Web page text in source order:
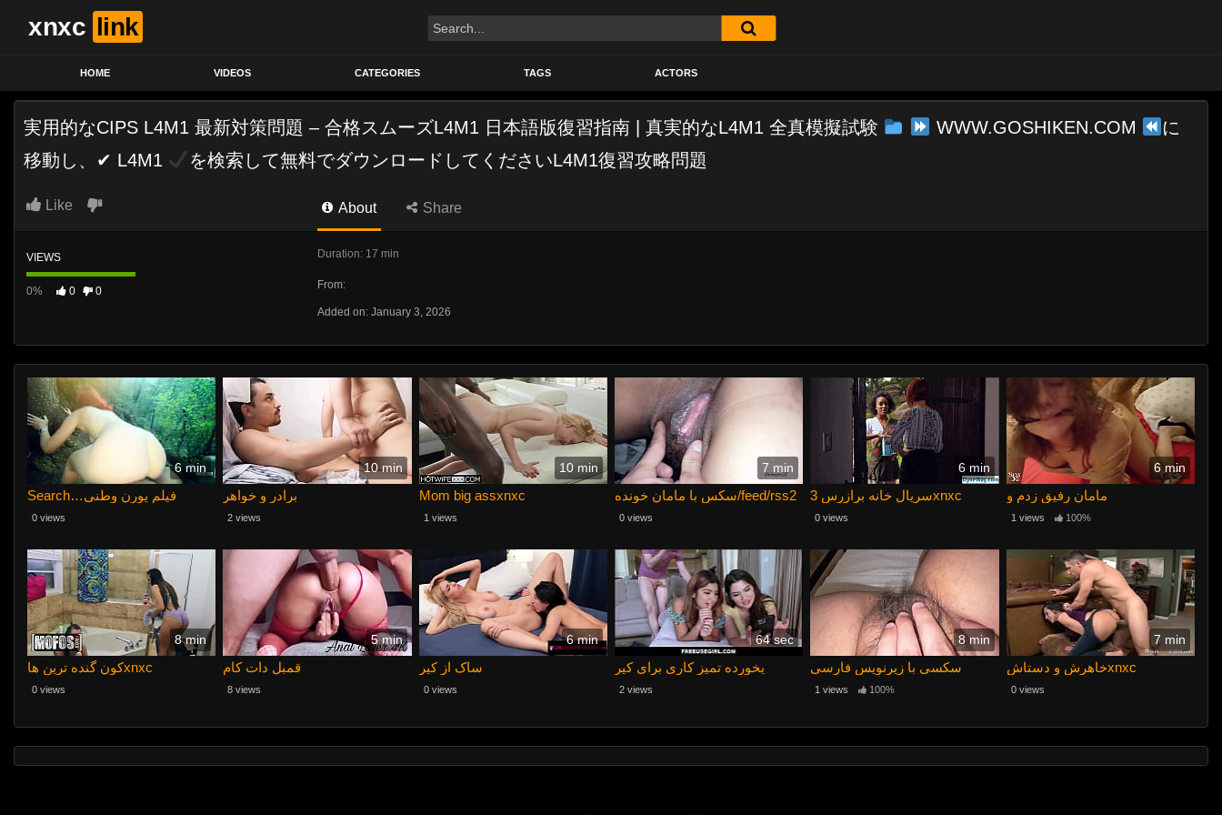
xnxc link Search
HOME VIDEOS CATEGORIES TAGS ACTORS
実用的なCIPS L4M1 最新対策問題 – 合格スムーズL4M1 日本語版復習指南 | 真実的なL4M1 全真模擬試験 WWW.GOSHIKEN.COM
に
移動し、✔ L4M1
を検索して無料でダウンロードしてくださいL4M1復習攻略問題
Like About Share
VIEWS
0% 0 0
Duration: 17 min
From:
Added on: January 3, 2026
6 min
Search…فیلم پورن وطنی
0 views
10 min
برادر و خواهر
2 views
10 min
Mom big assxnxc
1 views
7 min
سکس با مامان خونده/feed/rss2
0 views
6 min
سریال خانه برازرس 3xnxc
0 views
6 min
مامان رفیق زدم و
1 views 100%
8 min
کون گنده ترین هاxnxc
0 views
5 min
قمبل دات کام
8 views
6 min
ساک از کیر
0 views
64 sec
یخورده تمیز کاری برای کیر
2 views
8 min
سکسی با زیرنویس فارسی
1 views 100%
7 min
خاهرش و دستاشxnxc
0 views